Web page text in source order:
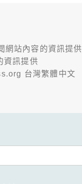
網站內容的資訊提供
資訊提供
台灣繁體中文